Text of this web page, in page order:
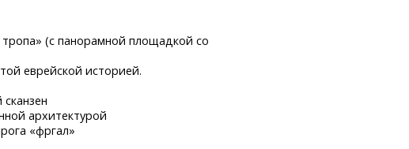
(с панорамной площадкой со
еврейской историей.
архитектурой
«фргал»